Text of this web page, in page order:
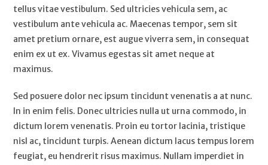
tellus vitae vestibulum. Sed ultricies vehicula sem, ac
vestibulum ante vehicula ac. Maecenas tempor, sem sit
amet pretium ornare, est augue viverra sem, in consequat
enim ex ut ex. Vivamus egestas sit amet neque at
maximus.
Sed posuere dolor nec ipsum tincidunt venenatis a at nunc.
In in enim felis. Donec ultricies nulla ut urna commodo, in
dictum lorem venenatis. Proin eu tortor lacinia, tristique
nisl ac, tincidunt turpis. Aenean dictum lacus tempus lorem
feugiat, eu hendrerit risus maximus. Nullam imperdiet in